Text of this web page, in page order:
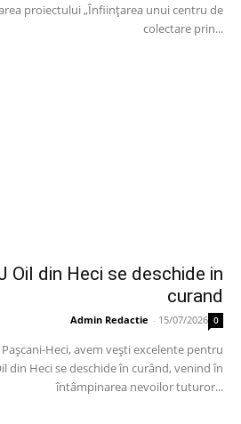
proiectului „Înființarea unui centru de
colectare prin...
Oil din Heci se deschide in
curand
Admin Redactie - 15/07/2026 0
Heci, avem vești excelente pentru
din Heci se deschide în curând, venind în
întâmpinarea nevoilor tuturor...